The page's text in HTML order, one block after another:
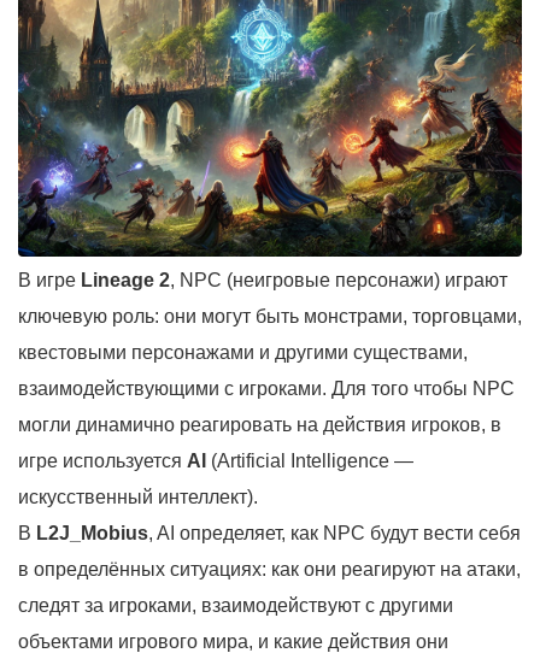
В игре Lineage 2, NPC (неигровые персонажи) играют
ключевую роль: они могут быть монстрами, торговцами,
квестовыми персонажами и другими существами,
взаимодействующими с игроками. Для того чтобы NPC
могли динамично реагировать на действия игроков, в
игре используется AI (Artificial Intelligence —
искусственный интеллект).
В L2J_Mobius, AI определяет, как NPC будут вести себя
в определённых ситуациях: как они реагируют на атаки,
следят за игроками, взаимодействуют с другими
объектами игрового мира, и какие действия они